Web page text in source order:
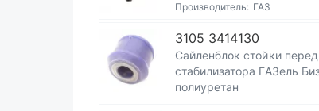
Производитель: ГАЗ
3105 3414130
Сайленблок стойки
стабилизатора ГАЗель
полиуретан